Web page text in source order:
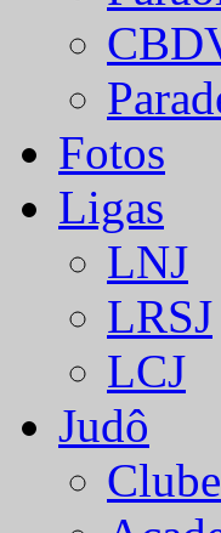
Fotos
Ligas
LNJ
LRSJ
LCJ
Judô